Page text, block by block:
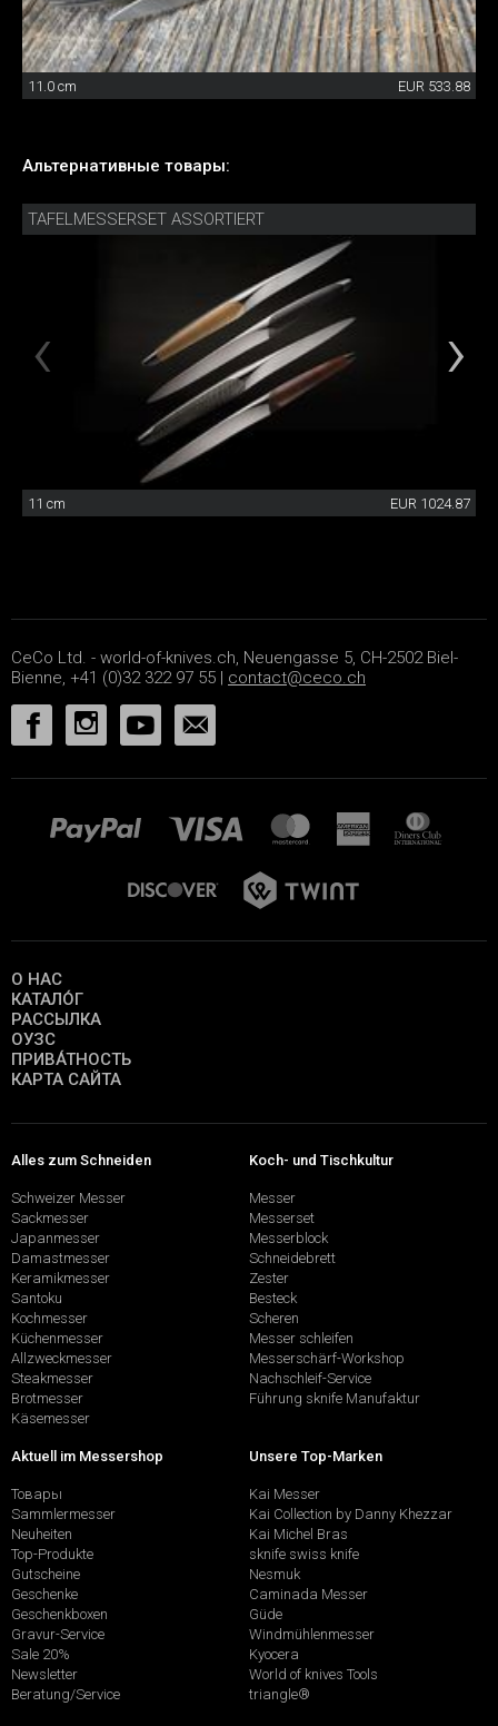
11.0 cm EUR 533.88
Альтернативные товары:
TAFELMESSERSET ASSORTIERT
11 cm EUR 1024.87
CeCo Ltd. - world-of-knives.ch, Neuengasse 5, CH-2502 Biel-
Bienne, +41 (0)32 322 97 55 | contact@ceco.ch
О НАС
КАТАЛО́Г
РАССЫЛКА
ОУЗС
ПРИВА́ТНОСТЬ
КАРТА САЙТА
Alles zum Schneiden
Schweizer Messer
Sackmesser
Japanmesser
Damastmesser
Keramikmesser
Santoku
Kochmesser
Küchenmesser
Allzweckmesser
Steakmesser
Brotmesser
Käsemesser
Koch- und Tischkultur
Messer
Messerset
Messerblock
Schneidebrett
Zester
Besteck
Scheren
Messer schleifen
Messerschärf-Workshop
Nachschleif-Service
Führung sknife Manufaktur
Aktuell im Messershop
Товары
Sammlermesser
Neuheiten
Top-Produkte
Gutscheine
Geschenke
Geschenkboxen
Gravur-Service
Sale 20%
Newsletter
Beratung/Service
Unsere Top-Marken
Kai Messer
Kai Collection by Danny Khezzar
Kai Michel Bras
sknife swiss knife
Nesmuk
Caminada Messer
Güde
Windmühlenmesser
Kyocera
World of knives Tools
triangle®